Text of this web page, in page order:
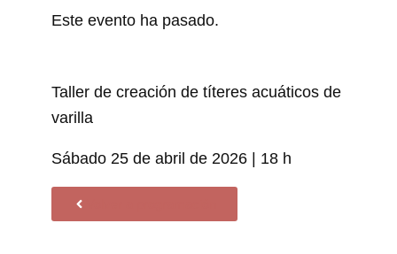
Este evento ha pasado.
Taller de creación de títeres acuáticos de
varilla
Sábado 25 de abril de 2026 | 18 h